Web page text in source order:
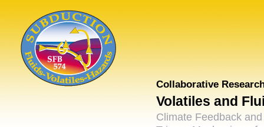
Collaborative
Volatiles and
Climate Feedback and